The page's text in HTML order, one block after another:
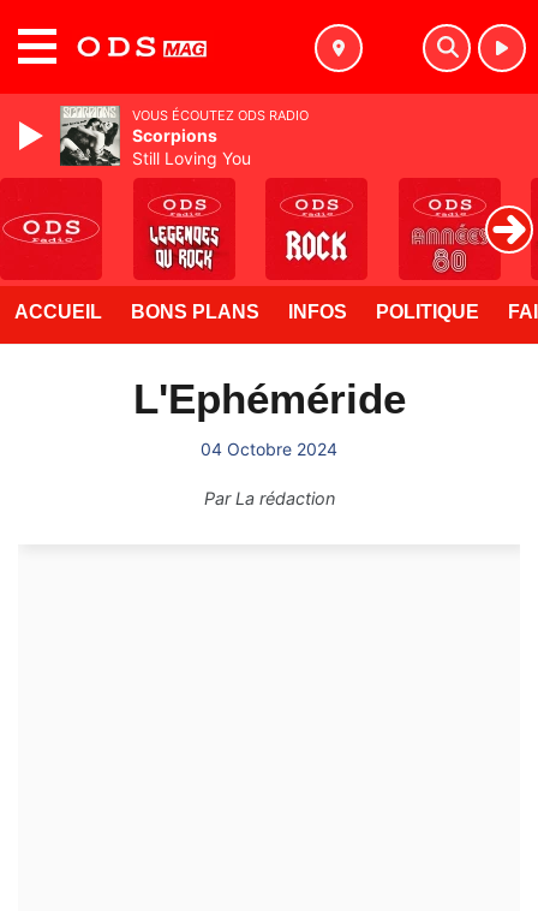
ACCUEIL BONS PLANS INFOS POLITIQUE
L'Ephéméride
04 Octobre 2024
ParLa rédaction
VOUS ÉCOUTEZ ODS RADIO
Scorpions
Still Loving You